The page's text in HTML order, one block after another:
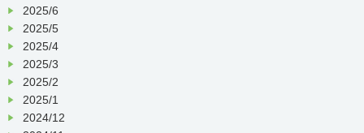
2025/6
2025/5
2025/4
2025/3
2025/2
2025/1
2024/12